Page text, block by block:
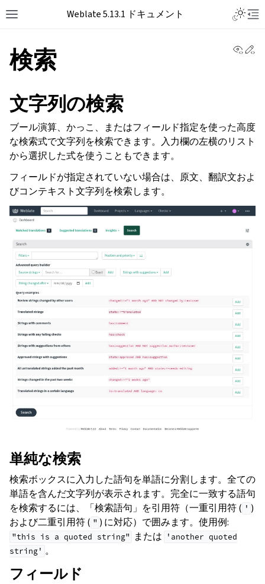
Toggle site navigation sidebar
Weblate 5.13.1 ドキュメント
検索
文字列の検索
ブール演算、かっこ、またはフィールド指定を使った高度
な検索式で文字列を検索できます。入力欄の左横のリスト
から選択した式を使うこともできます。
フィールドが指定されていない場合は、原文、翻訳文およ
びコンテキスト文字列を検索します。
単純な検索
検索ボックスに入力した語句を単語に分割します。全ての
単語を含んだ文字列が表示されます。完全に一致する語句
を検索するには、「検索語句」を引用符（一重引用符 ( ' )
および二重引用符 ( " ) に対応）で囲みます。使用例:
"this is a quoted string" または 'another quoted
string' 。
フィールド